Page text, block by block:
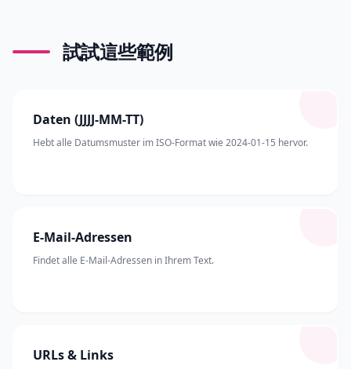
試試這些範例
Daten (JJJJ-MM-TT)
Hebt alle Datumsmuster im ISO-Format wie 2024-01-15 hervor.
E-Mail-Adressen
Findet alle E-Mail-Adressen in Ihrem Text.
URLs & Links